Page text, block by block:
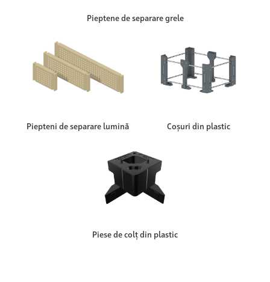
Pieptene de separare grele
Piepteni de separare lumină Coșuri din plastic
Piese de colț din plastic